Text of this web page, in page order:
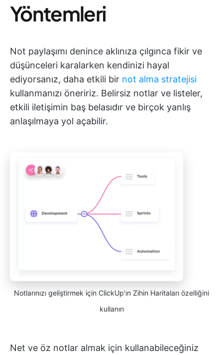
Yöntemleri
Not paylaşımı denince aklınıza çılgınca fikir ve
düşünceleri karalarken kendinizi hayal
ediyorsanız, daha etkili bir not alma stratejisi
kullanmanızı öneririz. Belirsiz notlar ve listeler,
etkili iletişimin baş belasıdır ve birçok yanlış
anlaşılmaya yol açabilir.
Notlarınızı geliştirmek için ClickUp'ın Zihin Haritaları özelliğini
kullanın
Net ve öz notlar almak için kullanabileceğiniz